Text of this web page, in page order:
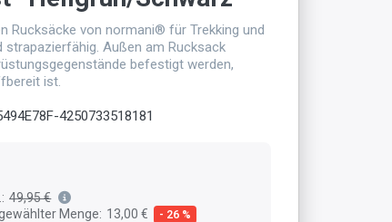
Rucksäcke von normani® für Trekking und
strapazierfähig. Außen am Rucksack
befestigt werden,
ist.
4250733518181
49,95 €
Menge: 13,00 € - 26 %